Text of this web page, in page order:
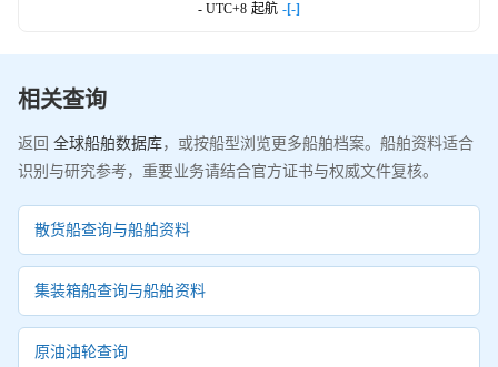
- UTC+8 起航 -[-]
相关查询
返回 全球船舶数据库，或按船型浏览更多船舶档案。船舶资料适合
识别与研究参考，重要业务请结合官方证书与权威文件复核。
散货船查询与船舶资料
集装箱船查询与船舶资料
原油油轮查询